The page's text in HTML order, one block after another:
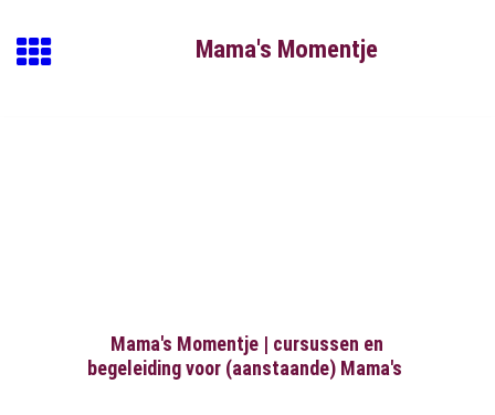
Mama's Momentje
Mama's Momentje | cursussen en
begeleiding voor (aanstaande) Mama's